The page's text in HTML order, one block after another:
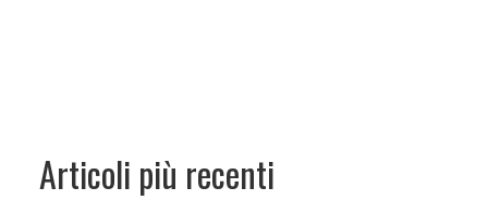
Articoli più recenti